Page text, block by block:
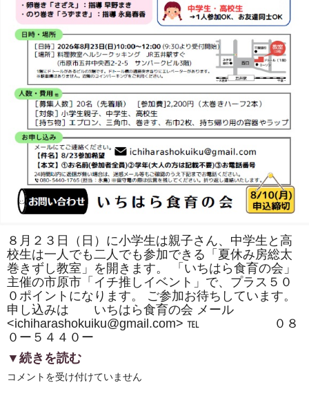
税」
土
巻
験
教
ス
ト
付）
が
掲
載
さ
れ
ま
し
た
は
８月２３日（日）に小学生は親子さん、中学生と高
校生は一人でも二人でも参加できる「夏休み房総太
巻きずし教室」を開きます。 「いちはら食育の会」
主催の市原市「イチ推しイベント」で、プラス５０
０ポイントになります。 ご参加お待ちしています。
申し込みは いちはら食育の会 メール
<ichiharashokuiku@gmail.com> ℡ ０８
０ー５４４０ー
▼続きを読む
市
コメントを受け付けていません